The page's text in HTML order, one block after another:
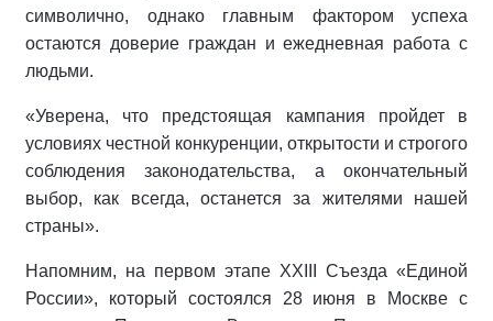
символично, однако главным фактором успеха
остаются доверие граждан и ежедневная работа с
людьми.
«Уверена, что предстоящая кампания пройдет в
условиях честной конкуренции, открытости и строгого
соблюдения законодательства, а окончательный
выбор, как всегда, останется за жителями нашей
страны».
Напомним, на первом этапе XXIII Съезда «Единой
России», который состоялся 28 июня в Москве с